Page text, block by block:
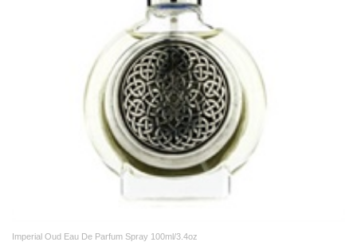
Imperial Oud Eau De Parfum Spray 100ml/3.4oz